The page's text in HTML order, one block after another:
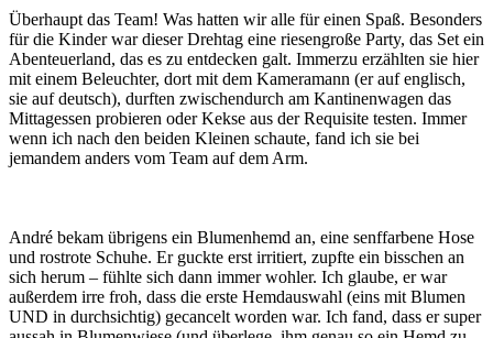
Überhaupt das Team! Was hatten wir alle für einen Spaß. Besonders
für die Kinder war dieser Drehtag eine riesengroße Party, das Set ein
Abenteuerland, das es zu entdecken galt. Immerzu erzählten sie hier
mit einem Beleuchter, dort mit dem Kameramann (er auf englisch,
sie auf deutsch), durften zwischendurch am Kantinenwagen das
Mittagessen probieren oder Kekse aus der Requisite testen. Immer
wenn ich nach den beiden Kleinen schaute, fand ich sie bei
jemandem anders vom Team auf dem Arm.
André bekam übrigens ein Blumenhemd an, eine senffarbene Hose
und rostrote Schuhe. Er guckte erst irritiert, zupfte ein bisschen an
sich herum – fühlte sich dann immer wohler. Ich glaube, er war
außerdem irre froh, dass die erste Hemdauswahl (eins mit Blumen
UND in durchsichtig) gecancelt worden war. Ich fand, dass er super